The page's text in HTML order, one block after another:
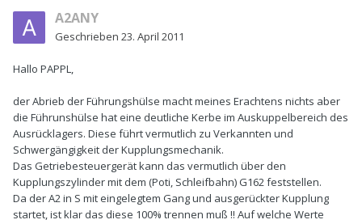
A2ANY
Geschrieben 23. April 2011
Hallo PAPPL,
der Abrieb der Führungshülse macht meines Erachtens nichts aber
die Führunshülse hat eine deutliche Kerbe im Auskuppelbereich des
Ausrücklagers. Diese führt vermutlich zu Verkannten und
Schwergängigkeit der Kupplungsmechanik.
Das Getriebesteuergerät kann das vermutlich über den
Kupplungszylinder mit dem (Poti, Schleifbahn) G162 feststellen.
Da der A2 in S mit eingelegtem Gang und ausgerückter Kupplung
startet, ist klar das diese 100% trennen muß !! Auf welche Werte